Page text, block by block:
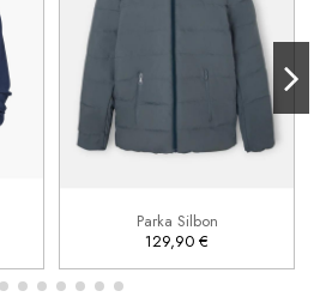
Parka Silbon
129,90 €
Añadir al carrito